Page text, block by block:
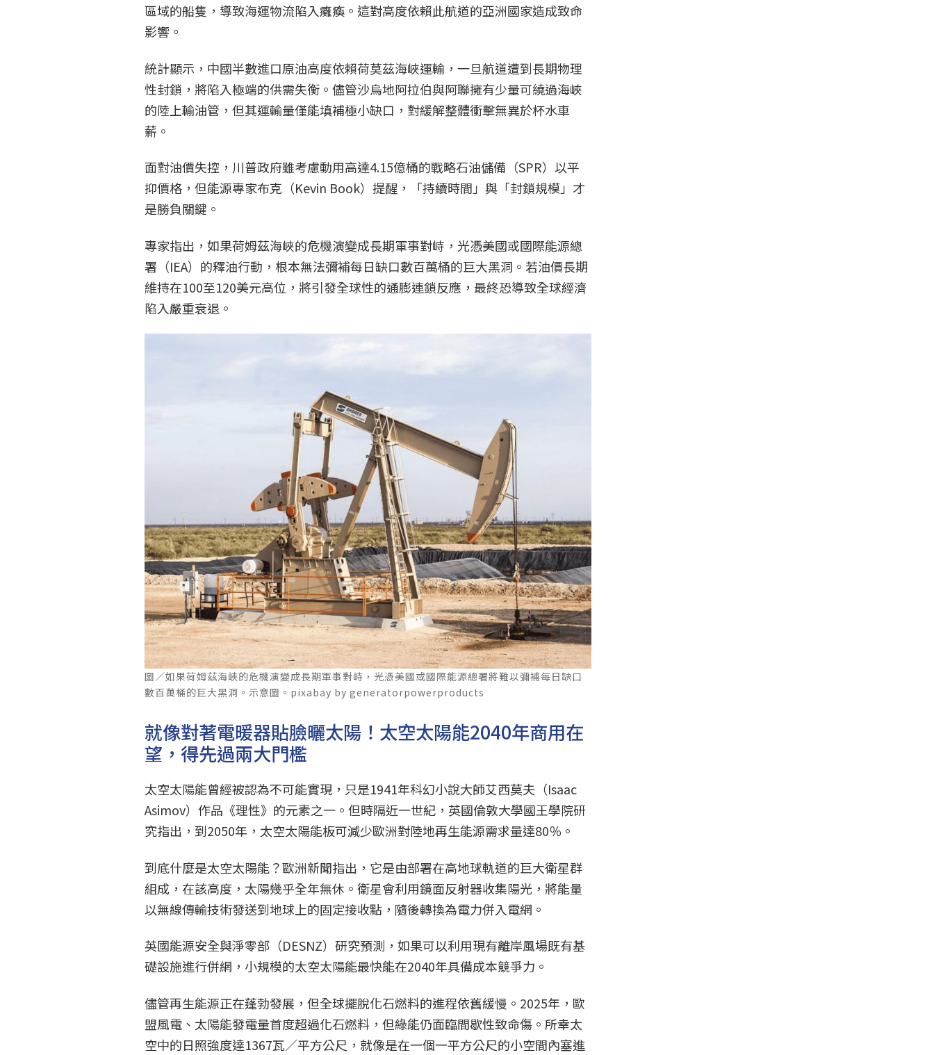
區域的船隻，導致海運物流陷入癱瘓。這對高度依賴此航道的亞洲國家造成致命
影響。
統計顯示，中國半數進口原油高度依賴荷莫茲海峽運輸，一旦航道遭到長期物理
性封鎖，將陷入極端的供需失衡。儘管沙烏地阿拉伯與阿聯擁有少量可繞過海峽
的陸上輸油管，但其運輸量僅能填補極小缺口，對緩解整體衝擊無異於杯水車
薪。
面對油價失控，川普政府雖考慮動用高達4.15億桶的戰略石油儲備（SPR）以平
抑價格，但能源專家布克（Kevin Book）提醒，「持續時間」與「封鎖規模」才
是勝負關鍵。
專家指出，如果荷姆茲海峽的危機演變成長期軍事對峙，光憑美國或國際能源總
署（IEA）的釋油行動，根本無法彌補每日缺口數百萬桶的巨大黑洞。若油價長期
維持在100至120美元高位，將引發全球性的通膨連鎖反應，最終恐導致全球經濟
陷入嚴重衰退。
圖／如果荷姆茲海峽的危機演變成長期軍事對峙，光憑美國或國際能源總署將難以彌補每日缺口
數百萬桶的巨大黑洞。示意圖。pixabay by generatorpowerproducts
就像對著電暖器貼臉曬太陽！太空太陽能2040年商用在
望，得先過兩大門檻
太空太陽能曾經被認為不可能實現，只是1941年科幻小說大師艾西莫夫（Isaac
Asimov）作品《理性》的元素之一。但時隔近一世紀，英國倫敦大學國王學院研
究指出，到2050年，太空太陽能板可減少歐洲對陸地再生能源需求量達80％。
到底什麼是太空太陽能？歐洲新聞指出，它是由部署在高地球軌道的巨大衛星群
組成，在該高度，太陽幾乎全年無休。衛星會利用鏡面反射器收集陽光，將能量
以無線傳輸技術發送到地球上的固定接收點，隨後轉換為電力併入電網。
英國能源安全與淨零部（DESNZ）研究預測，如果可以利用現有離岸風場既有基
礎設施進行併網，小規模的太空太陽能最快能在2040年具備成本競爭力。
儘管再生能源正在蓬勃發展，但全球擺脫化石燃料的進程依舊緩慢。2025年，歐
盟風電、太陽能發電量首度超過化石燃料，但綠能仍面臨間歇性致命傷。所幸太
空中的日照強度達1367瓦／平方公尺，就像是在一個一平方公尺的小空間內塞進